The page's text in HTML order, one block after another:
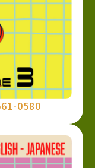
0580